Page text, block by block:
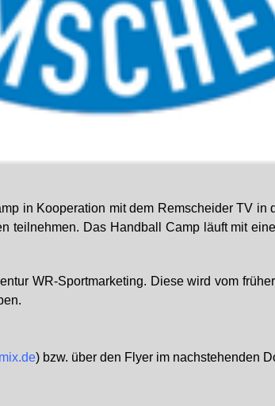
in Kooperation mit dem Remscheider TV
teilnehmen. Das Handball Camp läuft mit
WR-Sportmarketing. Diese wird vom
) bzw. über den Flyer im nachstehenden